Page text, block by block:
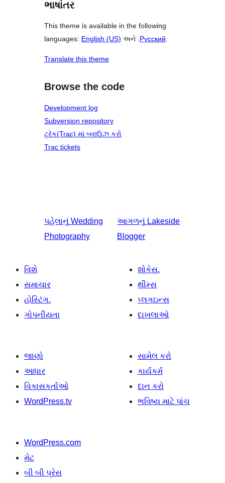
ભાષાંતર
This theme is available in the following
languages: English (US) અને .Русский.
Translate this theme
Browse the code
Development log
Subversion repository
ટ્રૅક(Trac) માં બ્રાઉઝ કરો
Trac tickets
પહેલાનું Wedding
Photography
આગળનું Lakeside
Blogger
વિશે
સમાચાર
હોસ્ટિંગ.
ગોપનીયતા
શોકેસ.
થીમ્સ
પ્લગઇન્સ
દાખલાઓ
જાણો
આધાર
વિકાસકર્તાઓ
WordPress.tv
સામેલ કરો
કાર્યકર્મ
દાન કરો
ભવિષ્ય માટે પાંચ
WordPress.com
મેટ
બી બી પ્રેસ